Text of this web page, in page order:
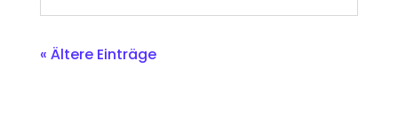
« Ältere Einträge